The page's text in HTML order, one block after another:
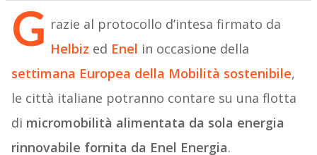
G razie al protocollo d’intesa firmato da
Helbiz ed Enel in occasione della
settimana Europea della Mobilità sostenibile,
le città italiane potranno contare su una flotta
di micromobilità alimentata da sola energia
rinnovabile fornita da Enel Energia.